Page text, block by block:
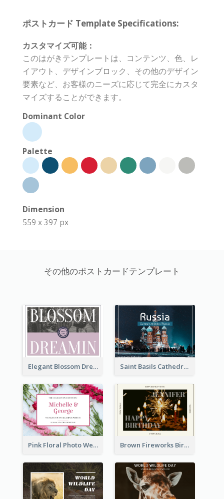
ポストカード Template Specifications:
カスタマイズ可能：
このはがきテンプレートは、コンテンツ、色、レ
イアウト、デザインブロック、その他のデザイン
要素など、お客様のニーズに応じて完全にカスタ
マイズすることができます。
Dominant Color
Palette
Dimension
559 x 397 px
その他のポストカードテンプレート
Elegant Blossom Dreamy Design Postcard Saint Basils Cathedral Post Card
Pink Floral Photo Wedding Postcard Brown Fireworks Birthday Postcard